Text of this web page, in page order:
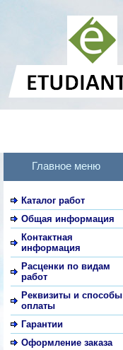
Главное меню
Каталог работ
Общая информация
Контактная
информация
Расценки по видам
работ
Реквизиты и способы
оплаты
Гарантии
Оформление заказа